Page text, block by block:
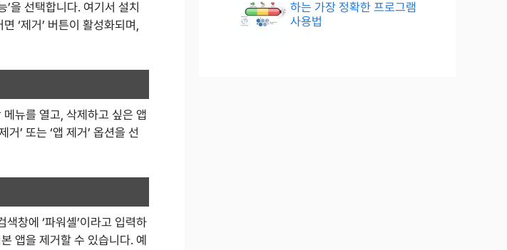
’을 선택합니다. 여기서 설치
‘제거’ 버튼이 활성화되며,
뉴를 열고, 삭제하고 싶은 앱
’ 또는 ‘앱 제거’ 옵션을 선
창에 ‘파워셸’이라고 입력하
앱을 제거할 수 있습니다. 예
하는 가장 정확한 프로그램
사용법